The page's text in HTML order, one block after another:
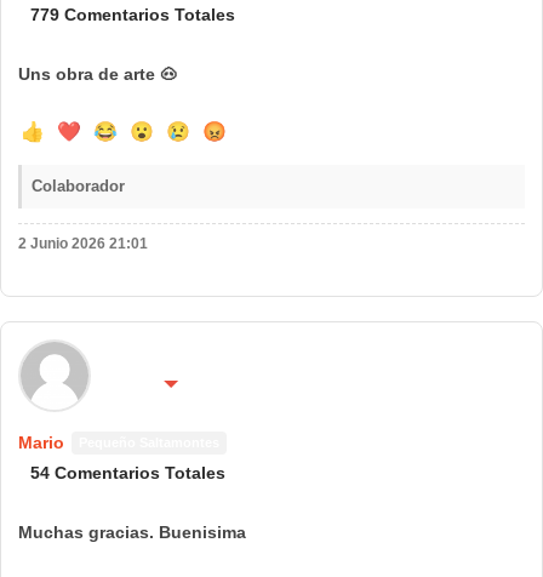
779 Comentarios Totales
Uns obra de arte 🐽
👍 ❤️ 😂 😮 😢 😡
Colaborador
2 Junio 2026 21:01
Mario
54 Comentarios Totales
Muchas gracias. Buenisima